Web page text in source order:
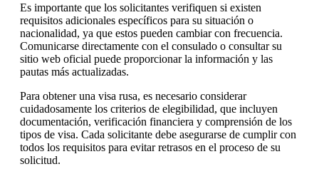
Es importante que los solicitantes verifiquen si existen
requisitos adicionales específicos para su situación o
nacionalidad, ya que estos pueden cambiar con frecuencia.
Comunicarse directamente con el consulado o consultar su
sitio web oficial puede proporcionar la información y las
pautas más actualizadas.
Para obtener una visa rusa, es necesario considerar
cuidadosamente los criterios de elegibilidad, que incluyen
documentación, verificación financiera y comprensión de los
tipos de visa. Cada solicitante debe asegurarse de cumplir con
todos los requisitos para evitar retrasos en el proceso de su
solicitud.